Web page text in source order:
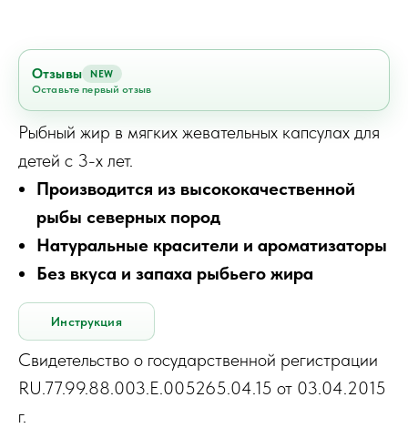
Отзывы NEW
Оставьте первый отзыв
Рыбный жир в мягких жевательных капсулах для
детей с 3-х лет.
Производится из высококачественной
рыбы северных пород
Натуральные красители и ароматизаторы
Без вкуса и запаха рыбьего жира
Инструкция
Свидетельство о государственной регистрации
RU.77.99.88.003.Е.005265.04.15 от 03.04.2015
г.